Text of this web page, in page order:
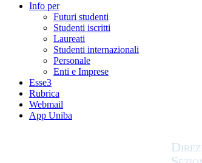
Info per
Futuri studenti
Studenti iscritti
Laureati
Studenti internazionali
Personale
Enti e Imprese
Esse3
Rubrica
Webmail
App Uniba